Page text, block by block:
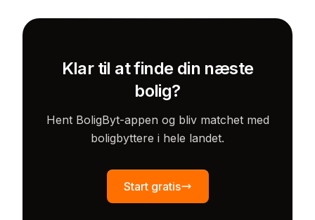
Klar til at finde din næste
bolig?
Hent BoligByt-appen og bliv matchet med
boligbyttere i hele landet.
Start gratis